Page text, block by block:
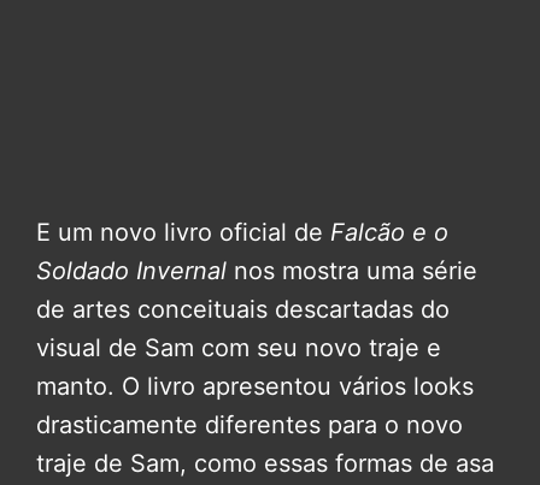
E um novo livro oficial de Falcão e o
Soldado Invernal nos mostra uma série
de artes conceituais descartadas do
visual de Sam com seu novo traje e
manto. O livro apresentou vários looks
drasticamente diferentes para o novo
traje de Sam, como essas formas de asa